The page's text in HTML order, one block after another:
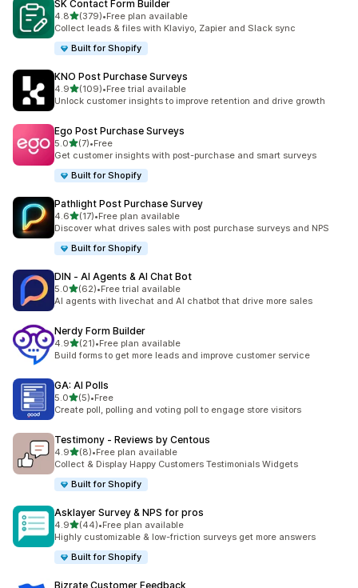
SK Contact Form Builder
4.8별 5개 중
(379)
총 리뷰 379개
•Free plan available
Collect leads & files with Klaviyo, Zapier and Slack sync
Built for Shopify
KNO Post Purchase Surveys
4.9별 5개 중
(109)
총 리뷰 109개
•Free trial available
Unlock customer insights to improve retention and drive growth
Ego Post Purchase Surveys
5.0별 5개 중
(7)
총 리뷰 7개
•Free
Get customer insights with post-purchase and smart surveys
Built for Shopify
Pathlight Post Purchase Survey
4.6별 5개 중
(17)
총 리뷰 17개
•Free plan available
Discover what drives sales with post purchase surveys and NPS
Built for Shopify
DIN ‑ AI Agents & AI Chat Bot
5.0별 5개 중
(62)
총 리뷰 62개
•Free trial available
AI agents with livechat and AI chatbot that drive more sales
Nerdy Form Builder
4.9별 5개 중
(21)
총 리뷰 21개
•Free plan available
Build forms to get more leads and improve customer service
GA: AI Polls
5.0별 5개 중
(5)
총 리뷰 5개
•Free
Create poll, polling and voting poll to engage store visitors
Testimony ‑ Reviews by Centous
4.9별 5개 중
(8)
총 리뷰 8개
•Free plan available
Collect & Display Happy Customers Testimonials Widgets
Built for Shopify
Asklayer Survey & NPS for pros
4.9별 5개 중
(44)
총 리뷰 44개
•Free plan available
Highly customizable & low-friction surveys get more answers
Built for Shopify
Bizrate Customer Feedback